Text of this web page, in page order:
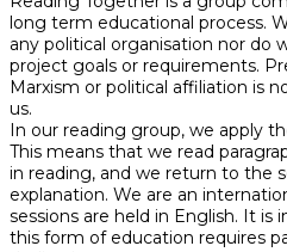
long term educational process.
any political organisation nor do
project goals or requirements.
Marxism or political affiliation is
us.
In our reading group, we apply
This means that we read
in reading, and we return to the
explanation. We are an
sessions are held in English. It
this form of education requires